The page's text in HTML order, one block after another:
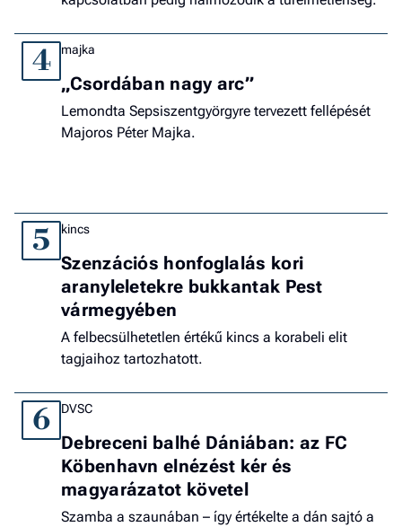
4 majka
„Csordában nagy arc”
Lemondta Sepsiszentgyörgyre tervezett fellépését
Majoros Péter Majka.
5 kincs
Szenzációs honfoglalás kori
aranyleletekre bukkantak Pest
vármegyében
A felbecsülhetetlen értékű kincs a korabeli elit
tagjaihoz tartozhatott.
6 DVSC
Debreceni balhé Dániában: az FC
Köbenhavn elnézést kér és
magyarázatot követel
Szamba a szaunában – így értékelte a dán sajtó a